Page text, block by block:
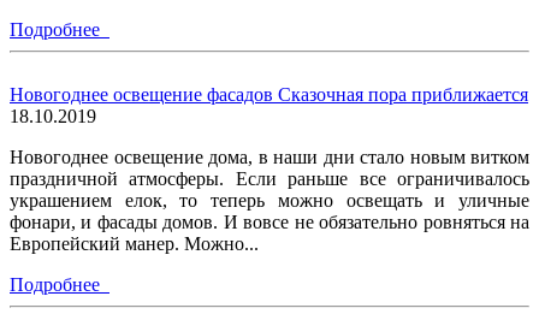
Подробнее
Новогоднее освещение фасадов Сказочная пора приближается
18.10.2019
Новогоднее освещение дома, в наши дни стало новым витком
праздничной атмосферы. Если раньше все ограничивалось
украшением елок, то теперь можно освещать и уличные
фонари, и фасады домов. И вовсе не обязательно ровняться на
Европейский манер. Можно...
Подробнее